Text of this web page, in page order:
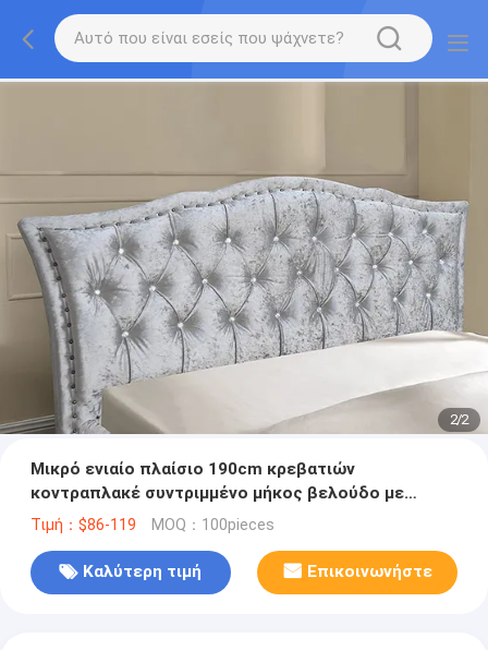
2/2
Μικρό ενιαίο πλαίσιο 190cm κρεβατιών
κοντραπλακέ συντριμμένο μήκος βελούδο με
χαρακτηριστικό Headboard
Τιμή：$86-119 MOQ：100pieces
Καλύτερη τιμή Επικοινωνήστε